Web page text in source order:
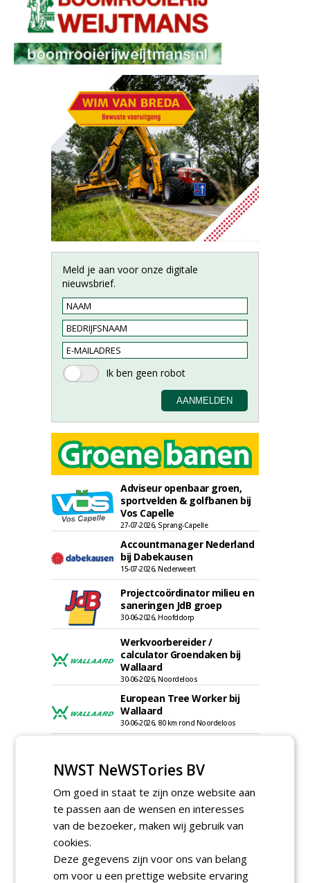
Meld je aan voor onze digitale
nieuwsbrief.
Adviseur openbaar groen,
sportvelden & golfbanen bij
Vos Capelle
27-07-2026, Sprang-Capelle
Accountmanager Nederland
bij Dabekausen
15-07-2026, Nederweert
Projectcoördinator milieu en
saneringen JdB groep
30-06-2026, Hoofddorp
Werkvoorbereider /
calculator Groendaken bij
Wallaard
30-06-2026, Noordeloos
European Tree Worker bij
Wallaard
30-06-2026, 80 km rond Noordeloos
30-06-2026, 80 km rond Noordeloos
Werkvoorbereider
groenbeheer (32-40 uur per
week) bij SmitsRinsma
24-06-2026, Zutphen en op project locatie
(32-40 uur) bij SmitsRinsma
24-06-2026, Zutphen
NWST NeWSTories BV
Om goed in staat te zijn onze website aan
te passen aan de wensen en interesses
van de bezoeker, maken wij gebruik van
cookies.
Deze gegevens zijn voor ons van belang
om voor u een prettige website ervaring